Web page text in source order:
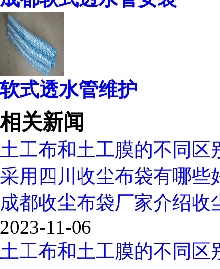
软式透水管维护
相关新闻
土工布和土工膜的不同区
采用四川收尘布袋有哪些
成都收尘布袋厂家介绍
2023-11-06
土工布和土工膜的不同区